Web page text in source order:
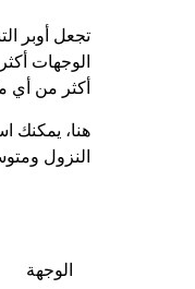
لإغلاق
التقويم.
تجعل أوبر
أكثر من أي
هنا، يمكنك
النزول
الوجهة